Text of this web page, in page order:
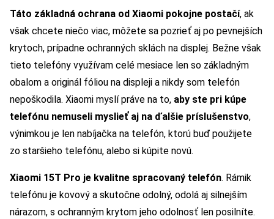
Táto základná ochrana od Xiaomi pokojne postačí, ak
však chcete niečo viac, môžete sa pozrieť aj po pevnejších
krytoch, prípadne ochranných sklách na displej. Bežne však
tieto telefóny využívam celé mesiace len so základným
obalom a originál fóliou na displeji a nikdy som telefón
nepoškodila. Xiaomi myslí práve na to, aby ste pri kúpe
telefónu nemuseli myslieť aj na ďalšie príslušenstvo,
výnimkou je len nabíjačka na telefón, ktorú buď použijete
zo staršieho telefónu, alebo si kúpite novú.
Xiaomi 15T Pro je kvalitne spracovaný telefón. Rámik
telefónu je kovový a skutočne odolný, odolá aj silnejším
nárazom, s ochranným krytom jeho odolnosť len posilníte.